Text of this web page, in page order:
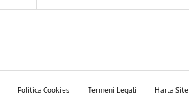
Politica Cookies Termeni Legali Harta Site